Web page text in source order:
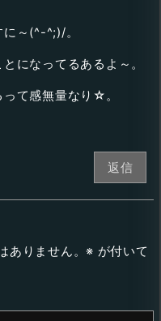
～(^-^;)/。
になってるあるよ～。
て感無量なり☆。
返信
ありません。 ※ が付いて